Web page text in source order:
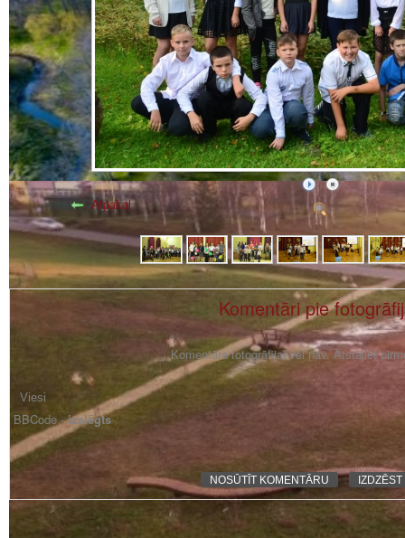
Atpakaļ
Komentāri pie
Komentāra fotogrāfijai vēl nav. Atstājiet
BBCode -izslēgts